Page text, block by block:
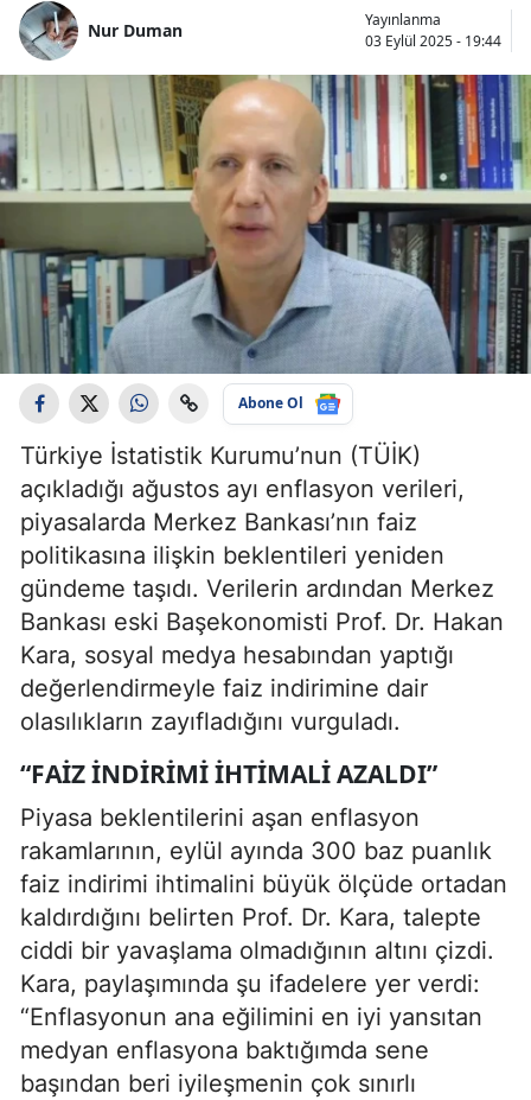
Nur Duman
Yayınlanma
03 Eylül 2025 - 19:44
Abone Ol
Türkiye İstatistik Kurumu’nun (TÜİK)
açıkladığı ağustos ayı enflasyon verileri,
piyasalarda Merkez Bankası’nın faiz
politikasına ilişkin beklentileri yeniden
gündeme taşıdı. Verilerin ardından Merkez
Bankası eski Başekonomisti Prof. Dr. Hakan
Kara, sosyal medya hesabından yaptığı
değerlendirmeyle faiz indirimine dair
olasılıkların zayıfladığını vurguladı.
“FAIZ İNDIRIMI İHTIMALI AZALDI”
Piyasa beklentilerini aşan enflasyon
rakamlarının, eylül ayında 300 baz puanlık
faiz indirimi ihtimalini büyük ölçüde ortadan
kaldırdığını belirten Prof. Dr. Kara, talepte
ciddi bir yavaşlama olmadığının altını çizdi.
Kara, paylaşımında şu ifadelere yer verdi:
“Enflasyonun ana eğilimini en iyi yansıtan
medyan enflasyona baktığımda sene
başından beri iyileşmenin çok sınırlı